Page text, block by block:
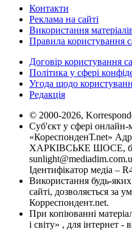
Контакти
Реклама на сайті
Використання
Правила користування
Договір користування
Політика у сфері
Угода щодо
Редакція
© 2000-2026,
Суб'єкт у сфері онлайн-
«КореспонденТ.net»
ХАРКІВСЬКЕ ШОСЕ,
Ідентифікатор медіа –
Використання будь-
сайті, дозволяється за
Корреспондент.net.
При копіюванні
і світу» , для інтернет